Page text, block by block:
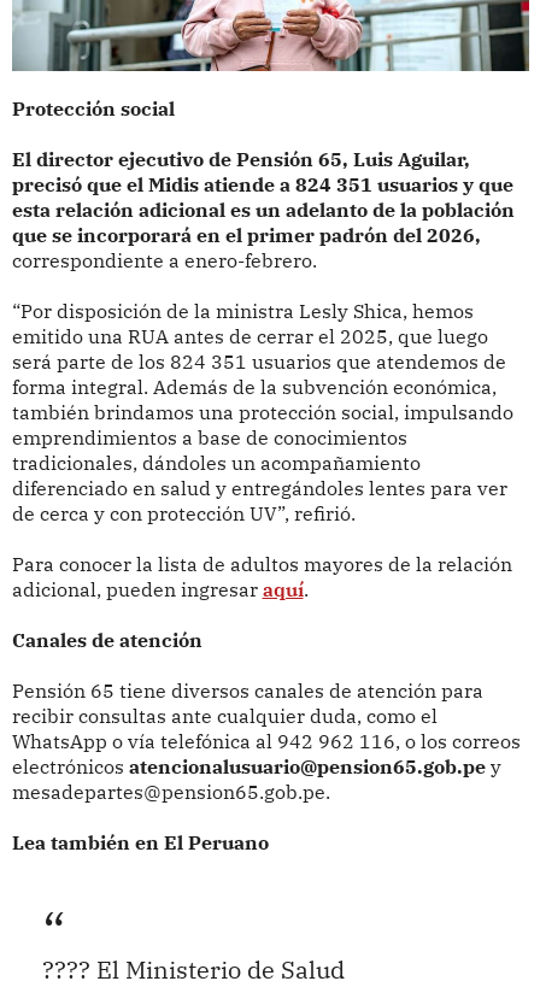
Protección social
El director ejecutivo de Pensión 65, Luis Aguilar,
precisó que el Midis atiende a 824 351 usuarios y que
esta relación adicional es un adelanto de la población
que se incorporará en el primer padrón del 2026,
correspondiente a enero-febrero.
“Por disposición de la ministra Lesly Shica, hemos
emitido una RUA antes de cerrar el 2025, que luego
será parte de los 824 351 usuarios que atendemos de
forma integral. Además de la subvención económica,
también brindamos una protección social, impulsando
emprendimientos a base de conocimientos
tradicionales, dándoles un acompañamiento
diferenciado en salud y entregándoles lentes para ver
de cerca y con protección UV”, refirió.
Para conocer la lista de adultos mayores de la relación
adicional, pueden ingresar aquí.
Canales de atención
Pensión 65 tiene diversos canales de atención para
recibir consultas ante cualquier duda, como el
WhatsApp o vía telefónica al 942 962 116, o los correos
electrónicos atencionalusuario@pension65.gob.pey
mesadepartes@pension65.gob.pe.
Lea también en El Peruano
???? El Ministerio de Salud